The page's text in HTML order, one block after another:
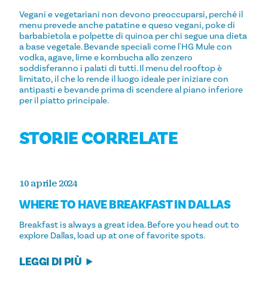
Vegani e vegetariani non devono preoccuparsi, perché il
menu prevede anche patatine e queso vegani, poke di
barbabietola e polpette di quinoa per chi segue una dieta
a base vegetale. Bevande speciali come l'HG Mule con
vodka, agave, lime e kombucha allo zenzero
soddisferanno i palati di tutti. Il menu del rooftop è
limitato, il che lo rende il luogo ideale per iniziare con
antipasti e bevande prima di scendere al piano inferiore
per il piatto principale.
STORIE CORRELATE
10 aprile 2024
WHERE TO HAVE BREAKFAST IN DALLAS
Breakfast is always a great idea. Before you head out to
explore Dallas, load up at one of favorite spots.
LEGGI DI PIÙ